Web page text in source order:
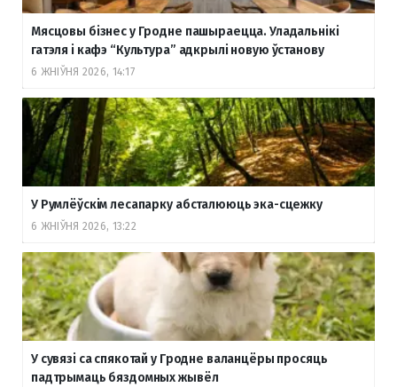
Мясцовы бізнес у Гродне пашыраецца. Уладальнікі
гатэля і кафэ “Культура” адкрылі новую ўстанову
6 ЖНІЎНЯ 2026, 14:17
У Румлёўскім лесапарку абсталююць эка-сцежку
6 ЖНІЎНЯ 2026, 13:22
У сувязі са спякотай у Гродне валанцёры просяць
падтрымаць бяздомных жывёл